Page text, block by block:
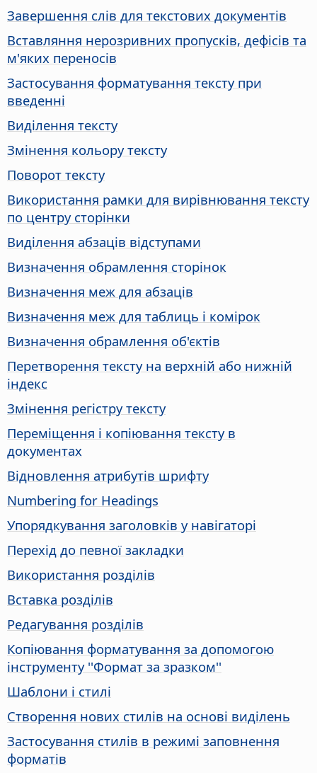
Завершення слів для текстових документів
Вставляння нерозривних пропусків, дефісів та
м'яких переносів
Застосування форматування тексту при
введенні
Виділення тексту
Змінення кольору тексту
Поворот тексту
Використання рамки для вирівнювання тексту
по центру сторінки
Виділення абзаців відступами
Визначення обрамлення сторінок
Визначення меж для абзаців
Визначення меж для таблиць і комірок
Визначення обрамлення об'єктів
Перетворення тексту на верхній або нижній
індекс
Змінення регістру тексту
Переміщення і копіювання тексту в
документах
Відновлення атрибутів шрифту
Numbering for Headings
Упорядкування заголовків у навігаторі
Перехід до певної закладки
Використання розділів
Вставка розділів
Редагування розділів
Копіювання форматування за допомогою
інструменту ''Формат за зразком''
Шаблони і стилі
Створення нових стилів на основі виділень
Застосування стилів в режимі заповнення
форматів